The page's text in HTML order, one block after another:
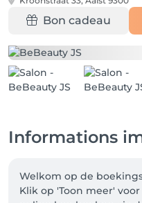
Bon cadeau
Informations
Welkom op de
Klik op 'Toon meer'